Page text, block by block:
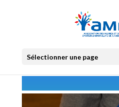
Sélectionner une page